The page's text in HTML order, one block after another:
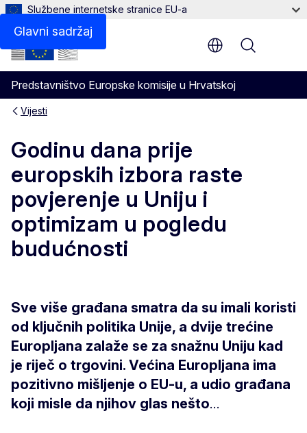
Glavni sadržaj
Službene internetske stranice EU-a
Predstavništvo Europske komisije u Hrvatskoj
Menu
Vijesti
Godinu dana prije
europskih izbora raste
povjerenje u Uniju i
optimizam u pogledu
budućnosti
Sve više građana smatra da su imali koristi
od ključnih politika Unije, a dvije trećine
Europljana zalaže se za snažnu Uniju kad
je riječ o trgovini. Većina Europljana ima
pozitivno mišljenje o EU-u, a udio građana
koji misle da njihov glas nešto...